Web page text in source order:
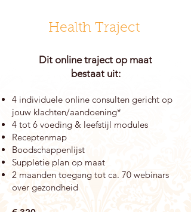
Health Traject
Dit online traject op maat
bestaat uit:
4 individuele online consulten gericht op
jouw klachten/aandoening*
4 tot 6 voeding & leefstijl modules
Receptenmap
Boodschappenlijst
Suppletie plan op maat
2 maanden toegang tot ca. 70 webinars
over gezondheid